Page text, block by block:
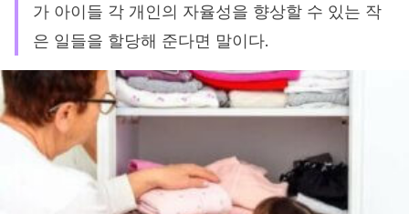
가 아이들 각 개인의 자율성을 향상할 수 있는 작
은 일들을 할당해 준다면 말이다.